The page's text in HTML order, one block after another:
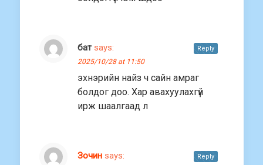
бат says:
2025/10/28 at 11:50
эхнэрийн найз ч сайн амраг
болдог доо. Хар авахуулахгүй
ирж шаалгаад л
Reply
Зочин says: Reply